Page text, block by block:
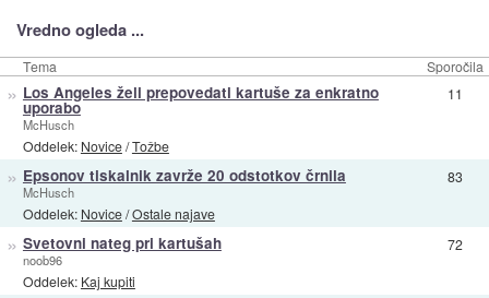
Vredno ogleda ...
Tema Sporočila
» Los Angeles želi prepovedati kartuše za enkratno
uporabo
McHusch
Oddelek: Novice/Tožbe
11
» Epsonov tiskalnik zavrže 20 odstotkov črnila
McHusch
Oddelek: Novice/Ostale najave
83
» Svetovni nateg pri kartušah
noob96
Oddelek: Kaj kupiti
72